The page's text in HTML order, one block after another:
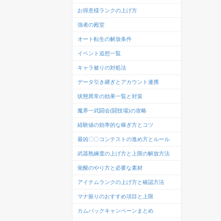
お得意様ランクの上げ方
強者の殿堂
オート転生の解放条件
イベント追想一覧
キャラ被りの対処法
データ引き継ぎとアカウント連携
状態異常の効果一覧と対策
魔界一武闘会(闘技場)の攻略
経験値の効率的な稼ぎ方とコツ
最凶〇〇コンテストの進め方とルール
武器熟練度の上げ方と上限の解放方法
覚醒のやり方と必要な素材
アイテムランクの上げ方と確認方法
マナ振りのおすすめ項目と上限
カムバックキャンペーンまとめ